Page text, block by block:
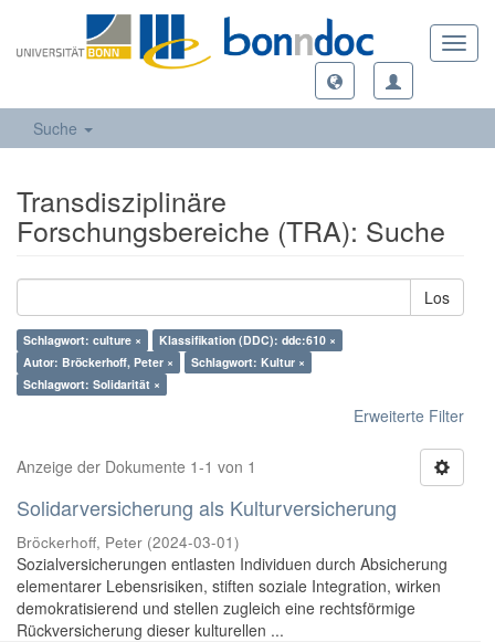
Suche
Transdisziplinäre
Forschungsbereiche (TRA): Suche
Los
Schlagwort: culture ×
Klassifikation (DDC): ddc:610 ×
Autor: Bröckerhoff, Peter ×
Schlagwort: Kultur ×
Schlagwort: Solidarität ×
Erweiterte Filter
Anzeige der Dokumente 1-1 von 1
Solidarversicherung als Kulturversicherung
Bröckerhoff, Peter (2024-03-01)
Sozialversicherungen entlasten Individuen durch Absicherung
elementarer Lebensrisiken, stiften soziale Integration, wirken
demokratisierend und stellen zugleich eine rechtsförmige
Rückversicherung dieser kulturellen ...